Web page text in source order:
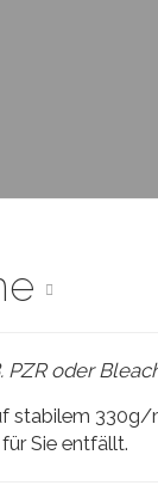
PZR oder
stabilem
Sie entfällt.